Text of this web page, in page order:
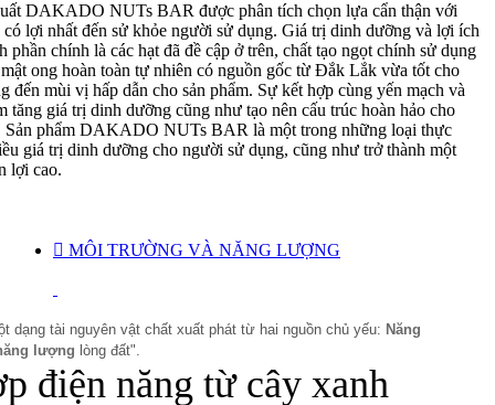
DAKADO NUTs BAR được phân tích chọn lựa cẩn thận với
có lợi nhất đến sử khỏe người sử dụng. Giá trị dinh dưỡng và lợi ích
phần chính là các hạt đã đề cập ở trên, chất tạo ngọt chính sử dụng
ong hoàn toàn tự nhiên có nguồn gốc từ Đắk Lắk vừa tốt cho
đến mùi vị hấp dẫn cho sản phẩm. Sự kết hợp cùng yến mạch và
tăng giá trị dinh dưỡng cũng như tạo nên cấu trúc hoàn hảo cho
Sản phẩm DAKADO NUTs BAR là một trong những loại thực
giá trị dinh dưỡng cho người sử dụng, cũng như trở thành một
lợi cao.
 MÔI TRƯỜNG VÀ NĂNG LƯỢNG
dạng tài nguyên vật chất xuất phát từ hai nguồn chủ yếu: Năng
lượng lòng đất".
điện năng từ cây xanh